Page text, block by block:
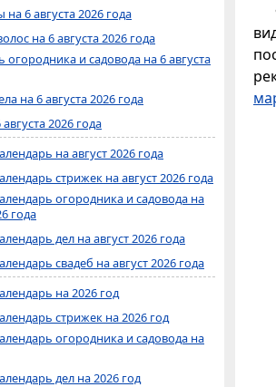
6 августа 2026 года
на 6 августа 2026 года
огородника и садовода на 6 августа
на 6 августа 2026 года
2026 года
на август 2026 года
стрижек на август 2026 года
огородника и садовода на
года
дел на август 2026 года
свадеб на август 2026 года
на 2026 год
стрижек на 2026 год
огородника и садовода на
дел на 2026 год